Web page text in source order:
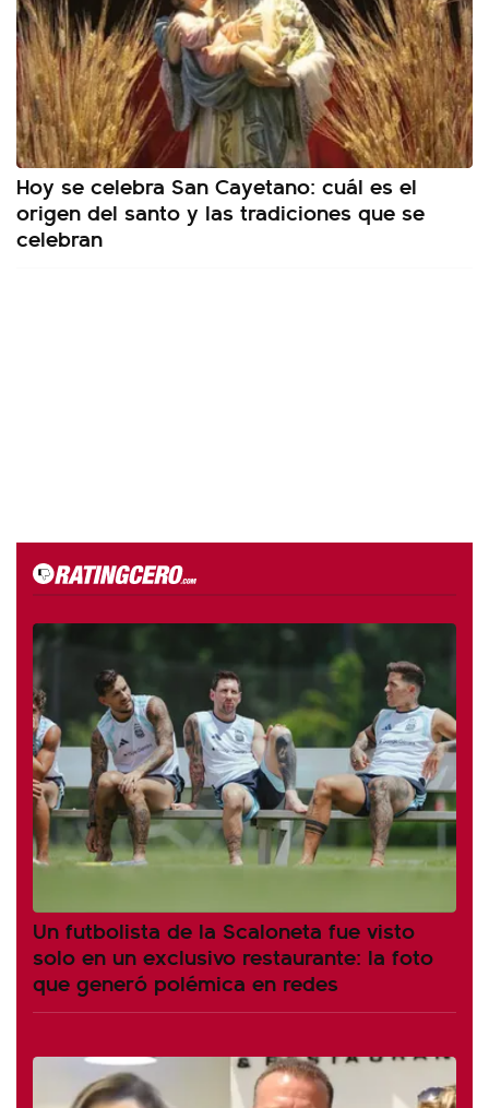
Hoy se celebra San Cayetano: cuál es el
origen del santo y las tradiciones que se
celebran
Un futbolista de la Scaloneta fue visto
solo en un exclusivo restaurante: la foto
que generó polémica en redes